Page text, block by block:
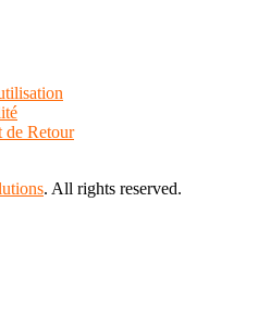
de Retour
. All rights reserved.